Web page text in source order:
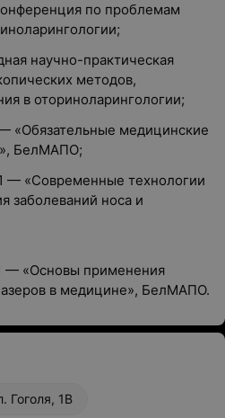
по проблемам
научно-практическая
методов,
в оториноларингологии;
— «Обязательные медицинские
БелМАПО;
— «Современные технологии
заболеваний носа и
— «Основы применения
в медицине», БелМАПО.
Гоголя, 1B